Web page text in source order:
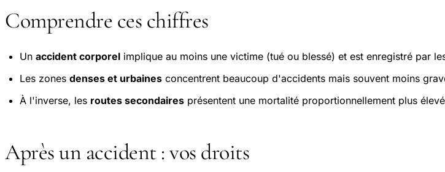
Comprendre ces chiffres
Un accident corporel implique au moins une victime (tué ou blessé) et est enregistré par
Les zones denses et urbaines concentrent beaucoup d'accidents mais souvent moins
À l'inverse, les routes secondaires présentent une mortalité proportionnellement plus
Après un accident : vos droits